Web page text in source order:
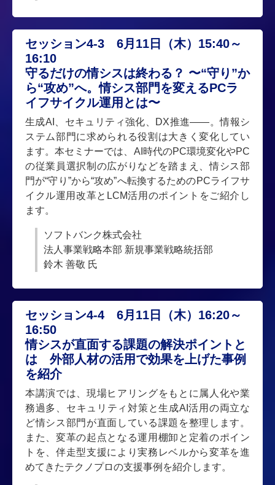
セッション4-3 6月11日（木）15:40～
16:10
守るだけの情シスは終わる？ 〜“守り”か
ら“攻め”へ。情シス部門を変えるPCラ
イフサイクル運用とは〜
生成AI、セキュリティ強化、DX推進――。情報シ
ステム部門に求められる役割は大きく変化してい
ます。本セミナーでは、AI時代のPC環境変化やPC
の従業員選択制の広がりなどを踏まえ、情シス部
門が“守り”から“攻め”へ転換するためのPCライフサ
イクル運用改革とLCM活用のポイントをご紹介し
ます。
ソフトバンク株式会社
法人事業戦略本部 新規事業戦略統括部
鈴木 善敬 氏
セッション4-4 6月11日（木）16:20～
16:50
情シスが直面する課題の解決ポイントと
は 外部人材の活用で効果を上げた事例
を紹介
本講演では、現場ヒアリングをもとに属人化や業
務過多、セキュリティ対策と生成AI活用の両立な
ど情シス部門が直面している課題を整理します。
また、変革の起点となる運用棚卸と定着のポイン
トを、伴走型支援により実務レベルから変革を進
めてきたテクノプロの支援事例を紹介します。